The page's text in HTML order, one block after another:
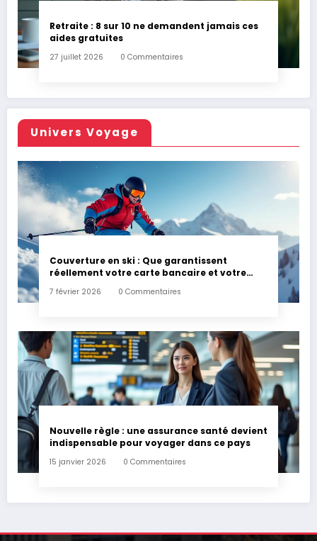
Retraite : 8 sur 10 ne demandent jamais ces
aides gratuites
27 juillet 2026 0 Commentaires
Univers Voyage
Couverture en ski : Que garantissent
réellement votre carte bancaire et votre
assurance habitation en cas d’accident ?
7 février 2026 0 Commentaires
Nouvelle règle : une assurance santé devient
indispensable pour voyager dans ce pays
15 janvier 2026 0 Commentaires